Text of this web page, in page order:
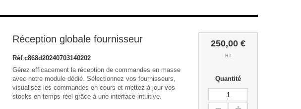
Réception globale fournisseur
Réf c868d20240703140202
Gérez efficacement la réception de commandes en masse
avec notre module dédié. Sélectionnez vos fournisseurs,
visualisez les commandes en cours et mettez à jour vos
stocks en temps réel grâce à une interface intuitive.
250,00 €
HT
Quantité